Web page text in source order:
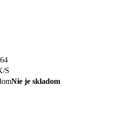
S
Nie je skladom